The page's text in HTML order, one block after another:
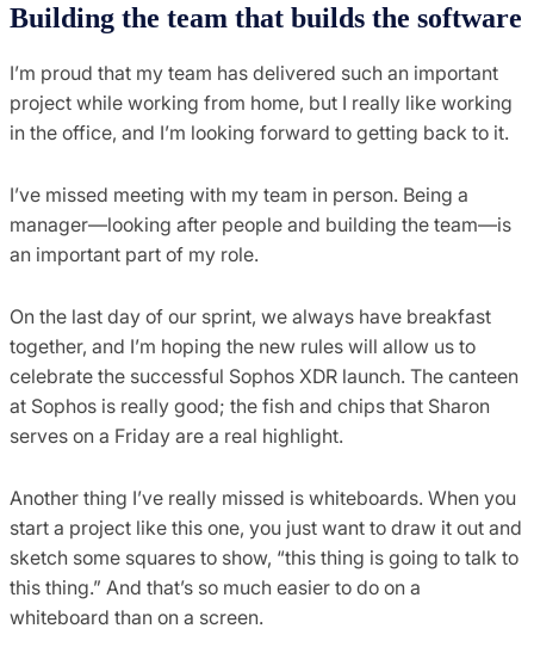
Building the team that builds the software
I’m proud that my team has delivered such an important
project while working from home, but I really like working
in the office, and I’m looking forward to getting back to it.
I’ve missed meeting with my team in person. Being a
manager—looking after people and building the team—is
an important part of my role.
On the last day of our sprint, we always have breakfast
together, and I’m hoping the new rules will allow us to
celebrate the successful Sophos XDR launch. The canteen
at Sophos is really good; the fish and chips that Sharon
serves on a Friday are a real highlight.
Another thing I’ve really missed is whiteboards. When you
start a project like this one, you just want to draw it out and
sketch some squares to show, “this thing is going to talk to
this thing.” And that’s so much easier to do on a
whiteboard than on a screen.